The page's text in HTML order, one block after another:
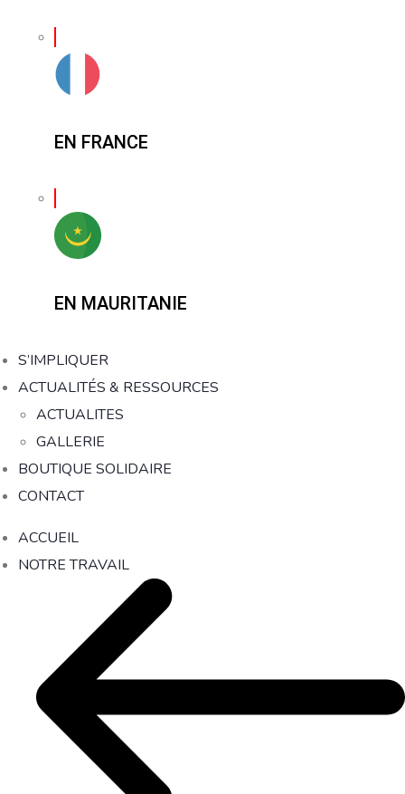
EN FRANCE
EN MAURITANIE
S’IMPLIQUER
ACTUALITÉS & RESSOURCES
ACTUALITES
GALLERIE
BOUTIQUE SOLIDAIRE
CONTACT
ACCUEIL
NOTRE TRAVAIL